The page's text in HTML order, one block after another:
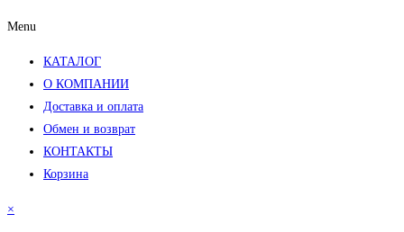
Menu
КАТАЛОГ
О КОМПАНИИ
Доставка и оплата
Обмен и возврат
КОНТАКТЫ
Корзина
×